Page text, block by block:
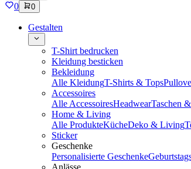
0 0
Gestalten
T-Shirt bedrucken
Kleidung besticken
Bekleidung
Alle KleidungT-Shirts & Tops
Accessoires
Alle AccessoiresHeadwearTaschen
Home & Living
Alle ProdukteKücheDeko & Living
Sticker
Geschenke
Personalisierte Geschenke